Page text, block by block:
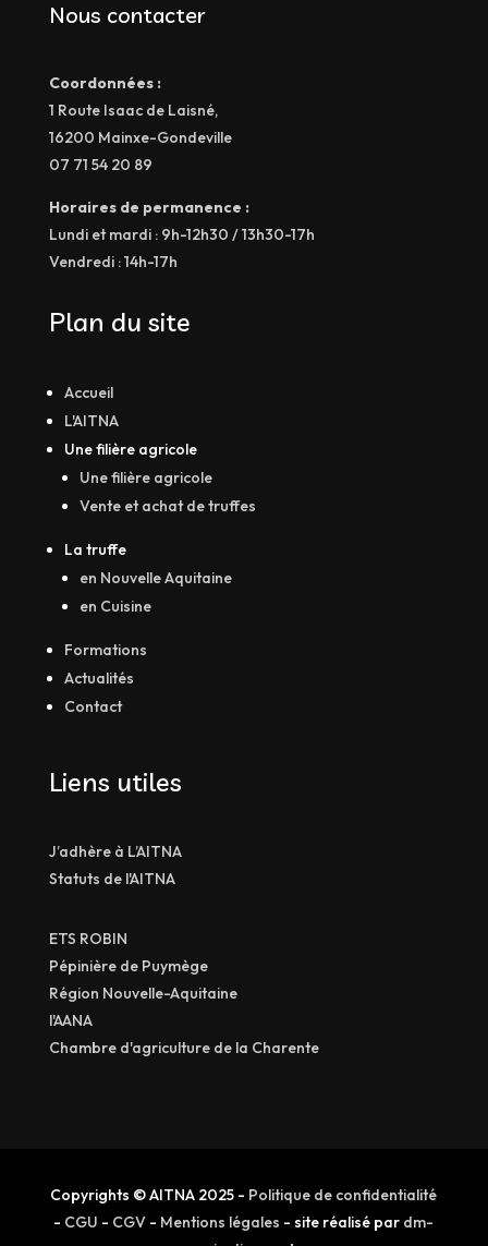
Nous contacter
Coordonnées :
1 Route Isaac de Laisné,
16200 Mainxe-Gondeville
07 71 54 20 89
Horaires de permanence :
Lundi et mardi : 9h-12h30 / 13h30-17h
Vendredi : 14h-17h
Plan du site
Accueil
L'AITNA
Une filière agricole
Une filière agricole
Vente et achat de truffes
La truffe
en Nouvelle Aquitaine
en Cuisine
Formations
Actualités
Contact
Liens utiles
J’adhère à L’AITNA
Statuts de l'AITNA
ETS ROBIN
Pépinière de Puymège
Région Nouvelle-Aquitaine
l'AANA
Chambre d'agriculture de la Charente
Copyrights © AITNA 2025 - Politique de confidentialité
- CGU - CGV - Mentions légales - site réalisé par dm-